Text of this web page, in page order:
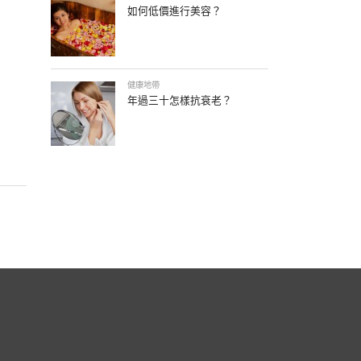
如何低價進行美容？
健康地帶
年過三十怎樣抗衰老？